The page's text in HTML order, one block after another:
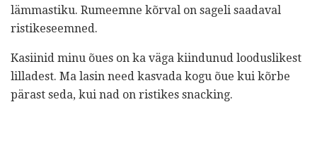
lämmastiku. Rumeemne kõrval on sageli saadaval
ristikeseemned.
Kasiinid minu õues on ka väga kiindunud looduslikest
lilladest. Ma lasin need kasvada kogu õue kui kõrbe
pärast seda, kui nad on ristikes snacking.